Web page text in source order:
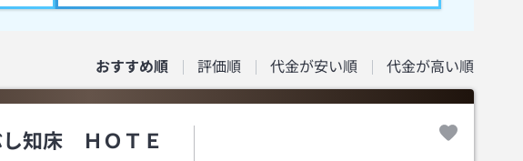
おすすめ順 評価順 代金が安い順 代金が高い順
し知床 ＨＯＴＥ